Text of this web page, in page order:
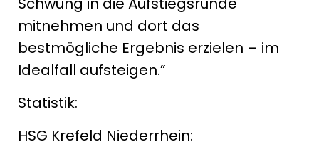
mitnehmen und dort das
bestmögliche Ergebnis erzielen – im
Idealfall aufsteigen.”
Statistik:
HSG Krefeld Niederrhein: